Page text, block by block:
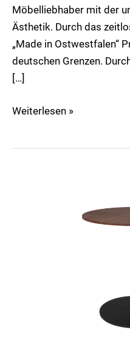
Möbelliebhaber mit der
Ästhetik. Durch das
„Made in Ostwestfalen“
deutschen Grenzen.
[…]
Weiterlesen »